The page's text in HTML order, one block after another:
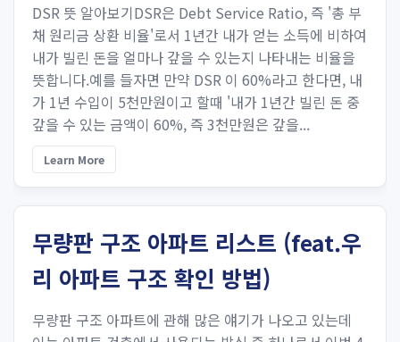
DSR 뜻 알아보기DSR은 Debt Service Ratio, 즉 '총 부
채 원리금 상환 비율'로서 1년간 내가 얻는 소득에 비하여
내가 빌린 돈을 얼마나 갚을 수 있는지 나타내는 비율을
뜻합니다.예를 들자면 만약 DSR 이 60%라고 한다면, 내
가 1년 수입이 5천만원이고 할때 '내가 1년간 빌린 돈 중
갚을 수 있는 금액이 60%, 즉 3천만원은 갚을...
Learn More
무량판 구조 아파트 리스트 (feat.우
리 아파트 구조 확인 방법)
무량판 구조 아파트에 관해 많은 얘기가 나오고 있는데